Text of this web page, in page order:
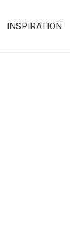
INSPIRATION